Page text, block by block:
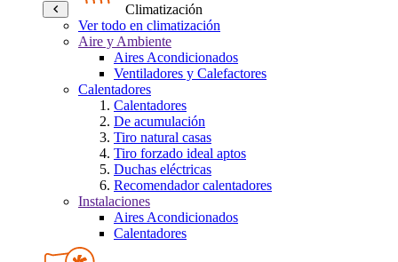
Climatización
Ver todo en climatización
Aire y Ambiente
Aires Acondicionados
Ventiladores y Calefactores
Calentadores
Calentadores
De acumulación
Tiro natural casas
Tiro forzado ideal aptos
Duchas eléctricas
Recomendador calentadores
Instalaciones
Aires Acondicionados
Calentadores